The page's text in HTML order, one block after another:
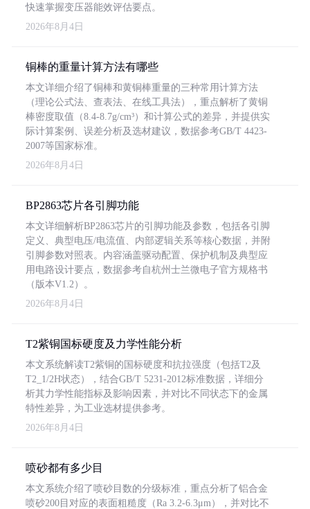
快速掌握变压器能效评估要点。
2026年8月4日
铜棒的重量计算方法有哪些
本文详细介绍了铜棒和黄铜棒重量的三种常用计算方法
（理论公式法、查表法、在线工具法），重点解析了黄铜
棒密度取值（8.4-8.7g/cm³）和计算公式的差异，并提供实
际计算案例、误差分析及选材建议，数据参考GB/T 4423-
2007等国家标准。
2026年8月4日
BP2863芯片各引脚功能
本文详细解析BP2863芯片的引脚功能及参数，包括各引脚
定义、典型电压/电流值、内部逻辑关系等核心数据，并附
引脚参数对照表。内容涵盖驱动配置、保护机制及典型应
用电路设计要点，数据参考自杭州士兰微电子官方规格书
（版本V1.2）。
2026年8月4日
T2紫铜国标硬度及力学性能分析
本文系统解读T2紫铜的国标硬度和抗拉强度（包括T2及
T2_1/2H状态），结合GB/T 5231-2012标准数据，详细分
析其力学性能指标及影响因素，并对比不同状态下的金属
特性差异，为工业选材提供参考。
2026年8月4日
喷砂都有多少目
本文系统介绍了喷砂目数的分级标准，重点分析了铝合金
喷砂200目对应的表面粗糙度（Ra 3.2-6.3μm），并对比不